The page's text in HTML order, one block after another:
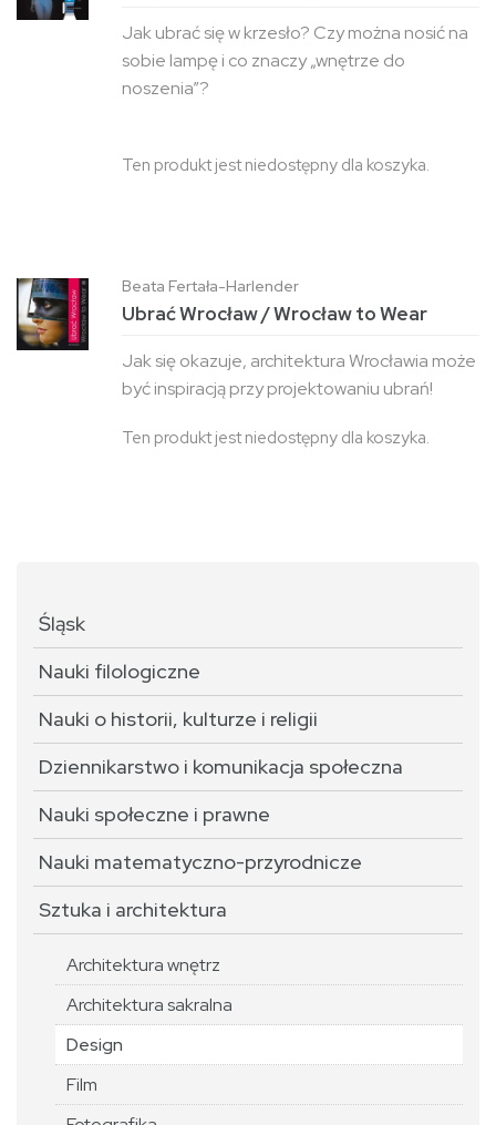
Jak ubrać się w krzesło? Czy można nosić na
sobie lampę i co znaczy „wnętrze do
noszenia”?
Ten produkt jest niedostępny dla koszyka.
Beata Fertała-Harlender
Ubrać Wrocław / Wrocław to Wear
Jak się okazuje, architektura Wrocławia może
być inspiracją przy projektowaniu ubrań!
Ten produkt jest niedostępny dla koszyka.
Śląsk
Nauki filologiczne
Nauki o historii, kulturze i religii
Dziennikarstwo i komunikacja społeczna
Nauki społeczne i prawne
Nauki matematyczno-przyrodnicze
Sztuka i architektura
Architektura wnętrz
Architektura sakralna
Design
Film